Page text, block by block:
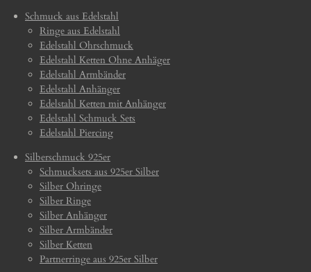
Schmuck aus Edelstahl
Ringe aus Edelstahl
Edelstahl Ohrschmuck
Edelstahl Ketten Ohne Anhäger
Edelstahl Armbänder
Edelstahl Anhänger
Edelstahl Ketten mit Anhänger
Edelstahl Schmuck Sets
Edelstahl Piercing
Silberschmuck 925er
Schmucksets aus 925er Silber
Silber Ohringe
Silber Ringe
Silber Anhänger
Silber Armbänder
Silber Ketten
Partnerringe aus 925er Silber